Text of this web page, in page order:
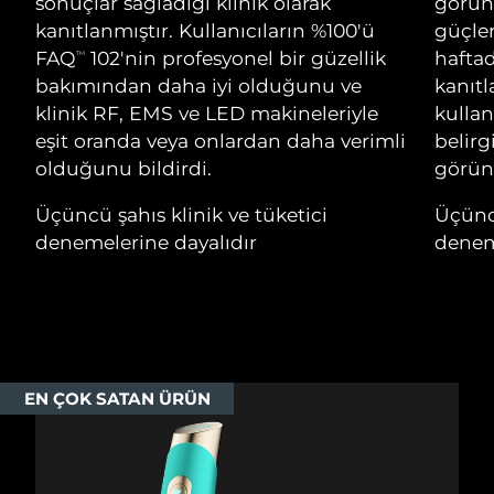
kanıtlanmıştır. Kullanıcıların %100'ü
FAQTM
102'nin profesyonel bir güzellik
bakımından daha iyi olduğunu ve
klinik RF, EMS ve LED makineleriyle
eşit oranda veya onlardan daha verimli
olduğunu bildirdi.
Üçüncü şahıs klinik ve tüketici
denemelerine dayalıdır
EN ÇOK SATAN ÜRÜN
For healthy hair
18% PAP
Kozmetik ürünleri Erkekler
Tüm Ürünler
Cebelitarık
12/08/2026
Yunanistan
Tahmini teslim tarihi
08/08/2026
Çin Hong Kong ÖİB
Tahmini teslim tarihi
09/08/2026
Macaristan
08/08/2026
İrlanda